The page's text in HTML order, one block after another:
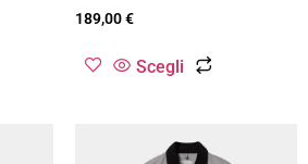
189,00€
Scegli